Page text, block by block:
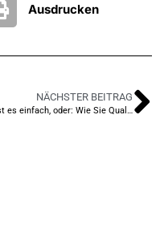
Ausdrucken
NÄCHSTER BEITRAG
Lasst es einfach, oder: Wie Sie Qualitätsmanagement in sozialen Organisationen einführen!